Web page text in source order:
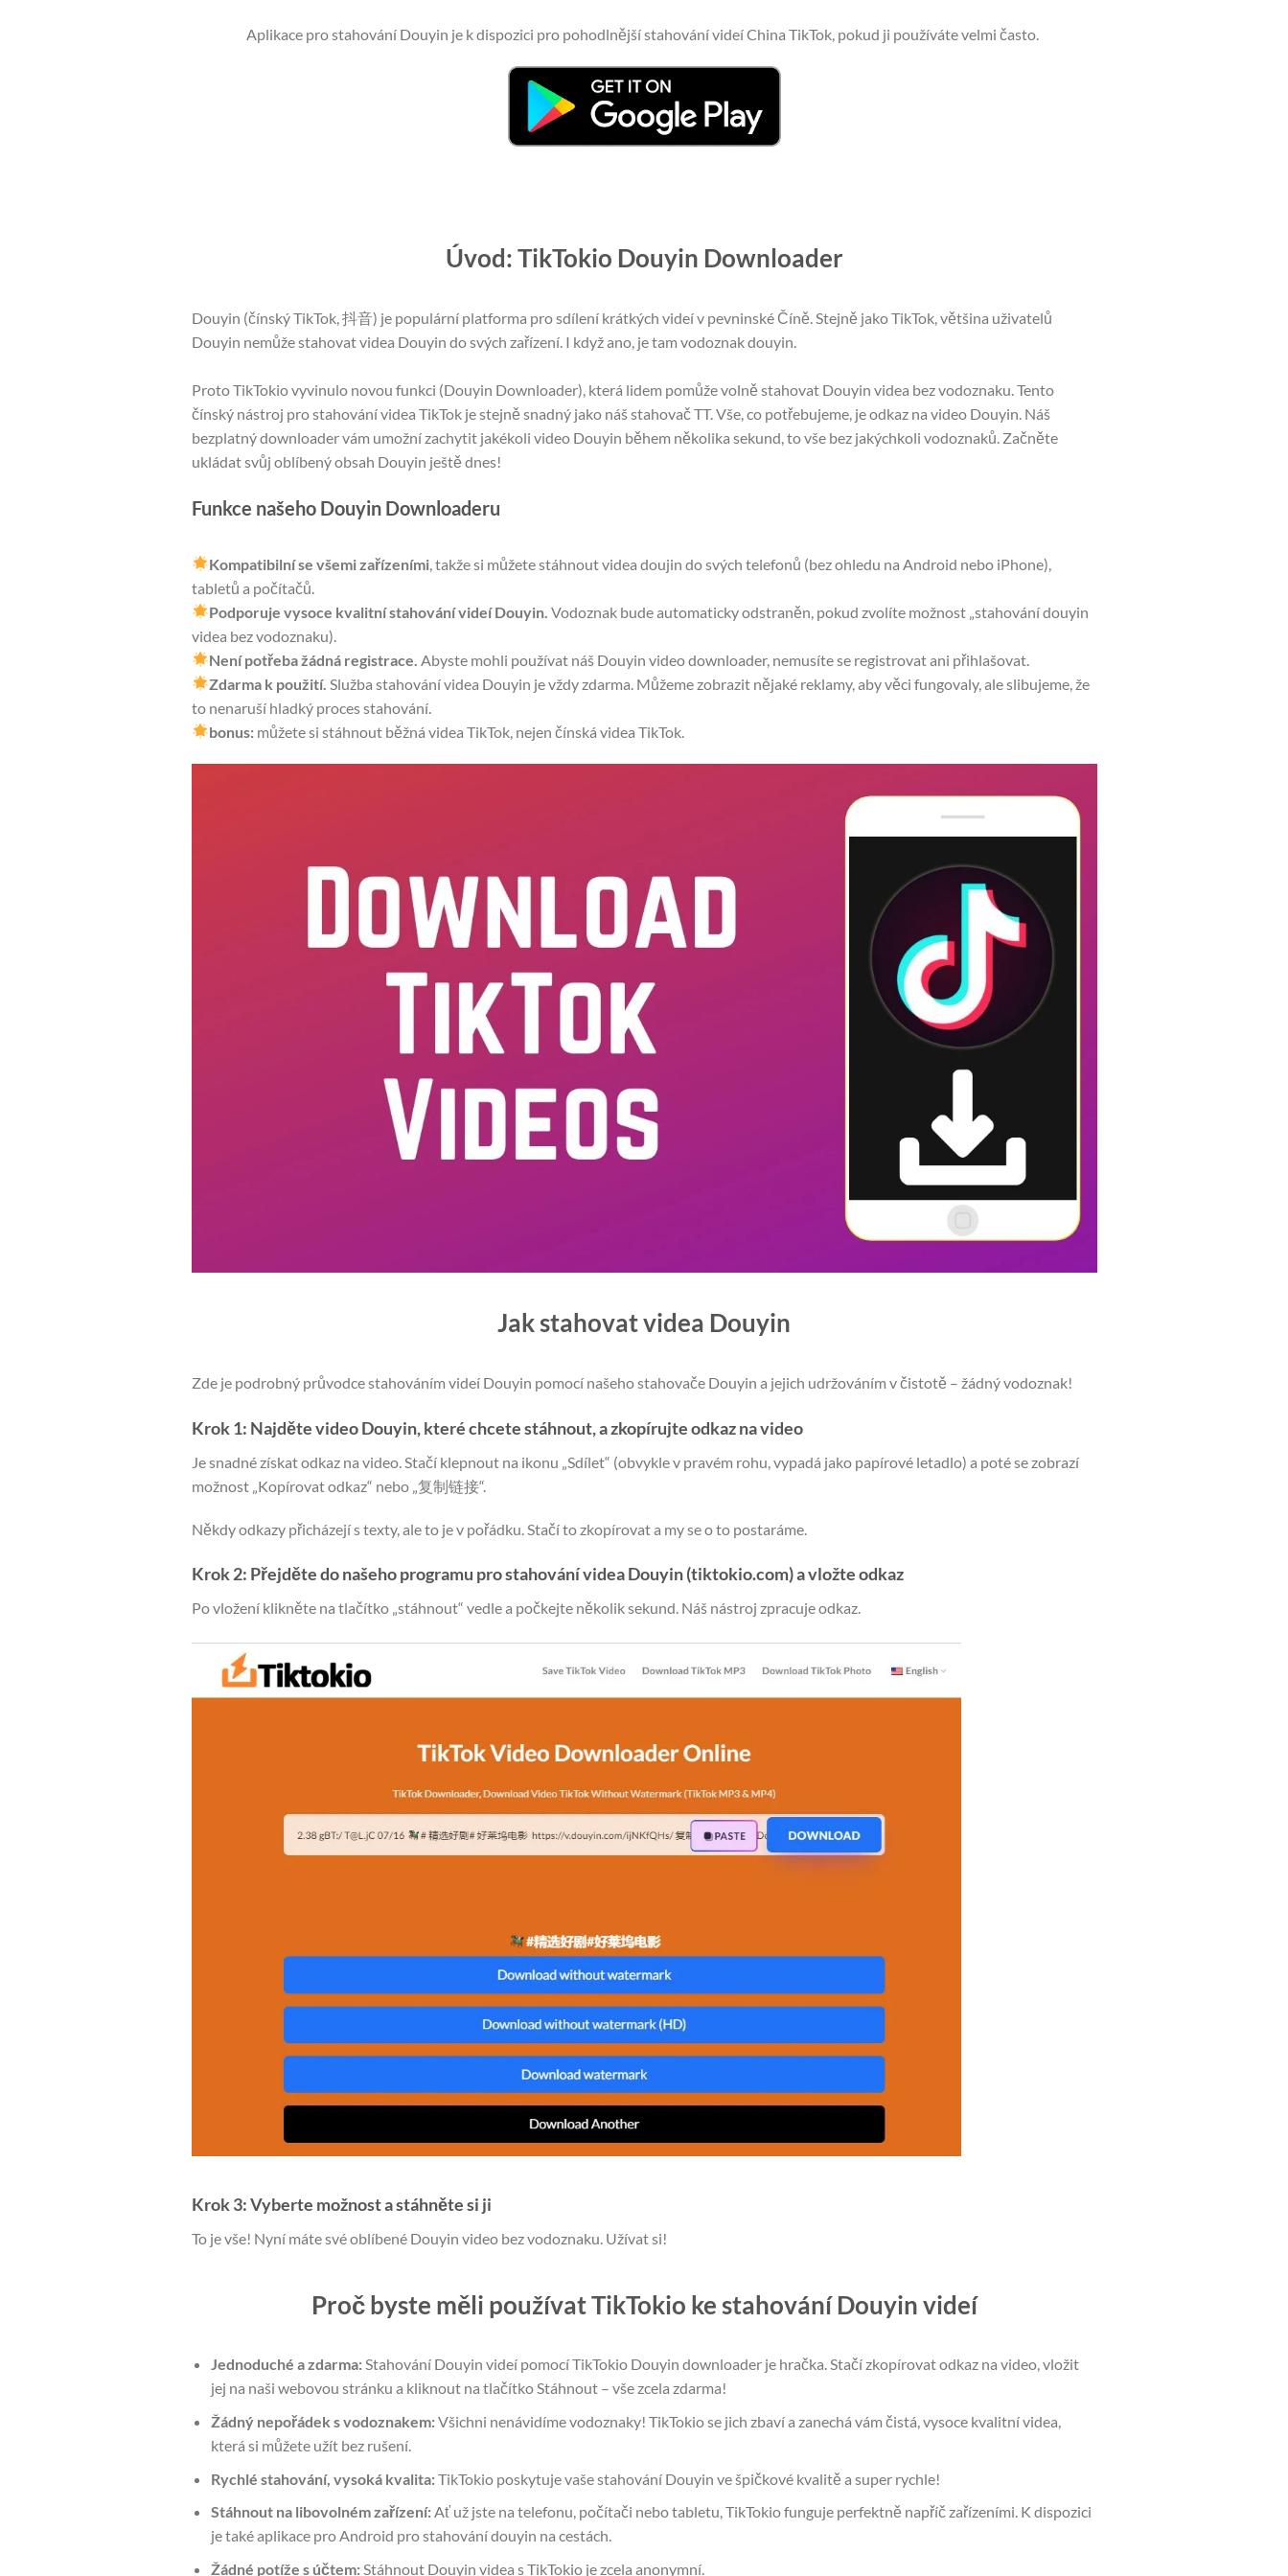
Aplikace pro stahování Douyin je k dispozici pro pohodlnější stahování videí China TikTok, pokud ji používáte velmi často.
Úvod: TikTokio Douyin Downloader
Douyin (čínský TikTok, 抖音) je populární platforma pro sdílení krátkých videí v pevninské Číně. Stejně jako TikTok, většina uživatelů
Douyin nemůže stahovat videa Douyin do svých zařízení. I když ano, je tam vodoznak douyin.
Proto TikTokio vyvinulo novou funkci (Douyin Downloader), která lidem pomůže volně stahovat Douyin videa bez vodoznaku. Tento
čínský nástroj pro stahování videa TikTok je stejně snadný jako náš stahovač TT. Vše, co potřebujeme, je odkaz na video Douyin. Náš
bezplatný downloader vám umožní zachytit jakékoli video Douyin během několika sekund, to vše bez jakýchkoli vodoznaků. Začněte
ukládat svůj oblíbený obsah Douyin ještě dnes!
Funkce našeho Douyin Downloaderu
Kompatibilní se všemi zařízeními, takže si můžete stáhnout videa doujin do svých telefonů (bez ohledu na Android nebo iPhone),
tabletů a počítačů.
Podporuje vysoce kvalitní stahování videí Douyin. Vodoznak bude automaticky odstraněn, pokud zvolíte možnost „stahování douyin
videa bez vodoznaku).
Není potřeba žádná registrace. Abyste mohli používat náš Douyin video downloader, nemusíte se registrovat ani přihlašovat.
Zdarma k použití. Služba stahování videa Douyin je vždy zdarma. Můžeme zobrazit nějaké reklamy, aby věci fungovaly, ale slibujeme, že
to nenaruší hladký proces stahování.
bonus:můžete si stáhnout běžná videa TikTok, nejen čínská videa TikTok.
Jak stahovat videa Douyin
Zde je podrobný průvodce stahováním videí Douyin pomocí našeho stahovače Douyin a jejich udržováním v čistotě – žádný vodoznak!
Krok 1: Najděte video Douyin, které chcete stáhnout, a zkopírujte odkaz na video
Je snadné získat odkaz na video. Stačí klepnout na ikonu „Sdílet“ (obvykle v pravém rohu, vypadá jako papírové letadlo) a poté se zobrazí
možnost „Kopírovat odkaz“ nebo „复制链接“.
Někdy odkazy přicházejí s texty, ale to je v pořádku. Stačí to zkopírovat a my se o to postaráme.
Krok 2: Přejděte do našeho programu pro stahování videa Douyin (tiktokio.com) a vložte odkaz
Po vložení klikněte na tlačítko „stáhnout“ vedle a počkejte několik sekund. Náš nástroj zpracuje odkaz.
Krok 3: Vyberte možnost a stáhněte si ji
To je vše! Nyní máte své oblíbené Douyin video bez vodoznaku. Užívat si!
Proč byste měli používat TikTokio ke stahování Douyin videí
Jednoduché a zdarma:Stahování Douyin videí pomocí TikTokio Douyin downloader je hračka. Stačí zkopírovat odkaz na video, vložit
jej na naši webovou stránku a kliknout na tlačítko Stáhnout – vše zcela zdarma!
Žádný nepořádek s vodoznakem:Všichni nenávidíme vodoznaky! TikTokio se jich zbaví a zanechá vám čistá, vysoce kvalitní videa,
která si můžete užít bez rušení.
Rychlé stahování, vysoká kvalita:TikTokio poskytuje vaše stahování Douyin ve špičkové kvalitě a super rychle!
Stáhnout na libovolném zařízení:Ať už jste na telefonu, počítači nebo tabletu, TikTokio funguje perfektně napříč zařízeními. K dispozici
je také aplikace pro Android pro stahování douyin na cestách.
Žádné potíže s účtem: Stáhnout Douyin videa s TikTokio je zcela anonymní.